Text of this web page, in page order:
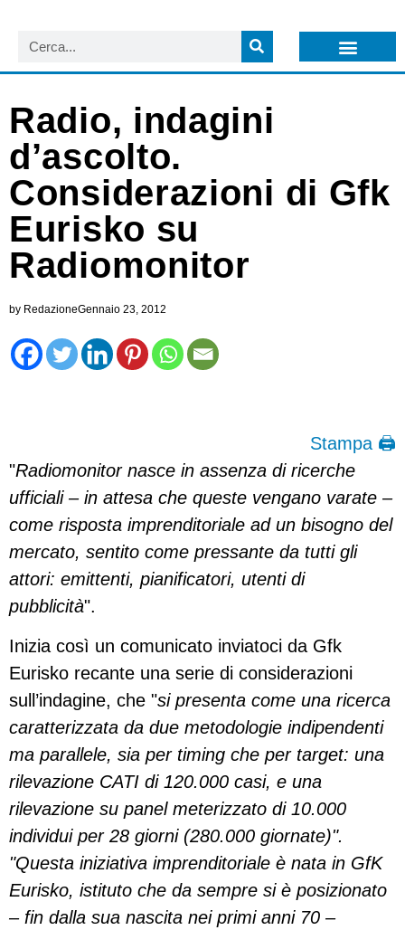
Radio, indagini
d’ascolto.
Considerazioni di Gfk
Eurisko su
Radiomonitor
by RedazioneGennaio 23, 2012
Stampa 🖨
"Radiomonitor nasce in assenza di ricerche
ufficiali – in attesa che queste vengano varate –
come risposta imprenditoriale ad un bisogno del
mercato, sentito come pressante da tutti gli
attori: emittenti, pianificatori, utenti di
pubblicità".
Inizia così un comunicato inviatoci da Gfk
Eurisko recante una serie di considerazioni
sull’indagine, che "si presenta come una ricerca
caratterizzata da due metodologie indipendenti
ma parallele, sia per timing che per target: una
rilevazione CATI di 120.000 casi, e una
rilevazione su panel meterizzato di 10.000
individui per 28 giorni (280.000 giornate)".
"Questa iniziativa imprenditoriale è nata in GfK
Eurisko, istituto che da sempre si è posizionato
– fin dalla sua nascita nei primi anni 70 –